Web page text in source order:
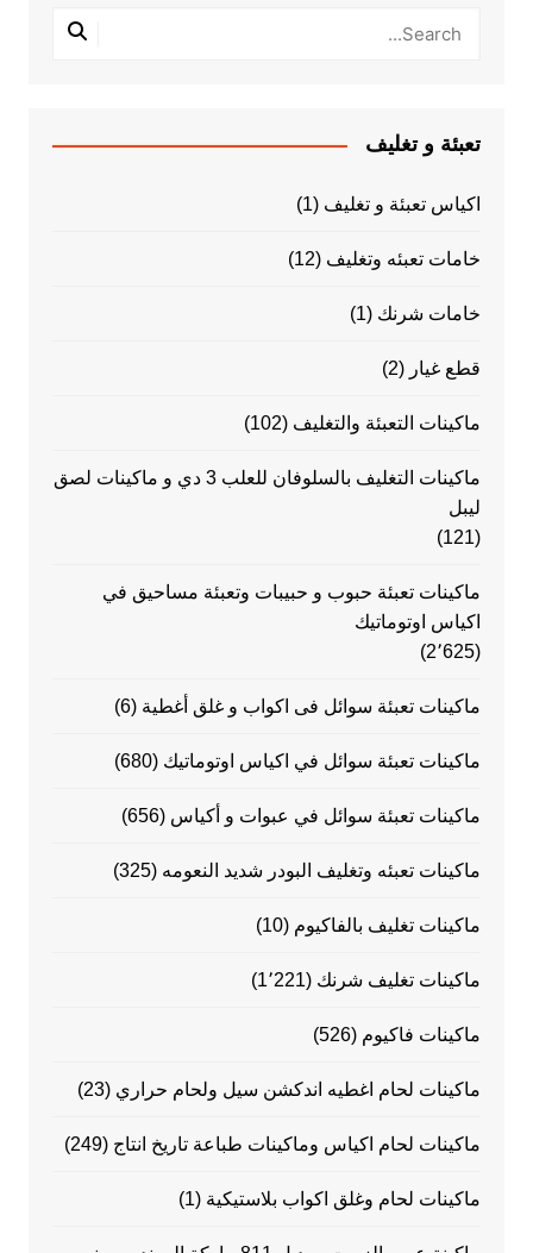
تعبئة و تغليف
اكياس تعبئة و تغليف (1)
خامات تعبئه وتغليف (12)
خامات شرنك (1)
قطع غيار (2)
ماكينات التعبئة والتغليف (102)
ماكينات التغليف بالسلوفان للعلب 3 دي و ماكينات لصق
ليبل
(121)
ماكينات تعبئة حبوب و حبيبات وتعبئة مساحيق في
اكياس اوتوماتيك
(2٬625)
ماكينات تعبئة سوائل فى اكواب و غلق أغطية (6)
ماكينات تعبئة سوائل في اكياس اوتوماتيك (680)
ماكينات تعبئة سوائل في عبوات و أكياس (656)
ماكينات تعبئه وتغليف البودر شديد النعومه (325)
ماكينات تغليف بالفاكيوم (10)
ماكينات تغليف شرنك (1٬221)
ماكينات فاكيوم (526)
ماكينات لحام اغطيه اندكشن سيل ولحام حراري (23)
ماكينات لحام اكياس وماكينات طباعة تاريخ انتاج (249)
ماكينات لحام وغلق اكواب بلاستيكية (1)